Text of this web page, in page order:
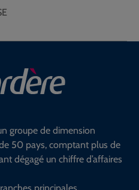
groupe de dimension
50 pays, comptant plus de
dégagé un chiffre d’affaires